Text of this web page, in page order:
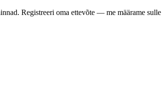
Registreeri oma ettevõte — me määrame